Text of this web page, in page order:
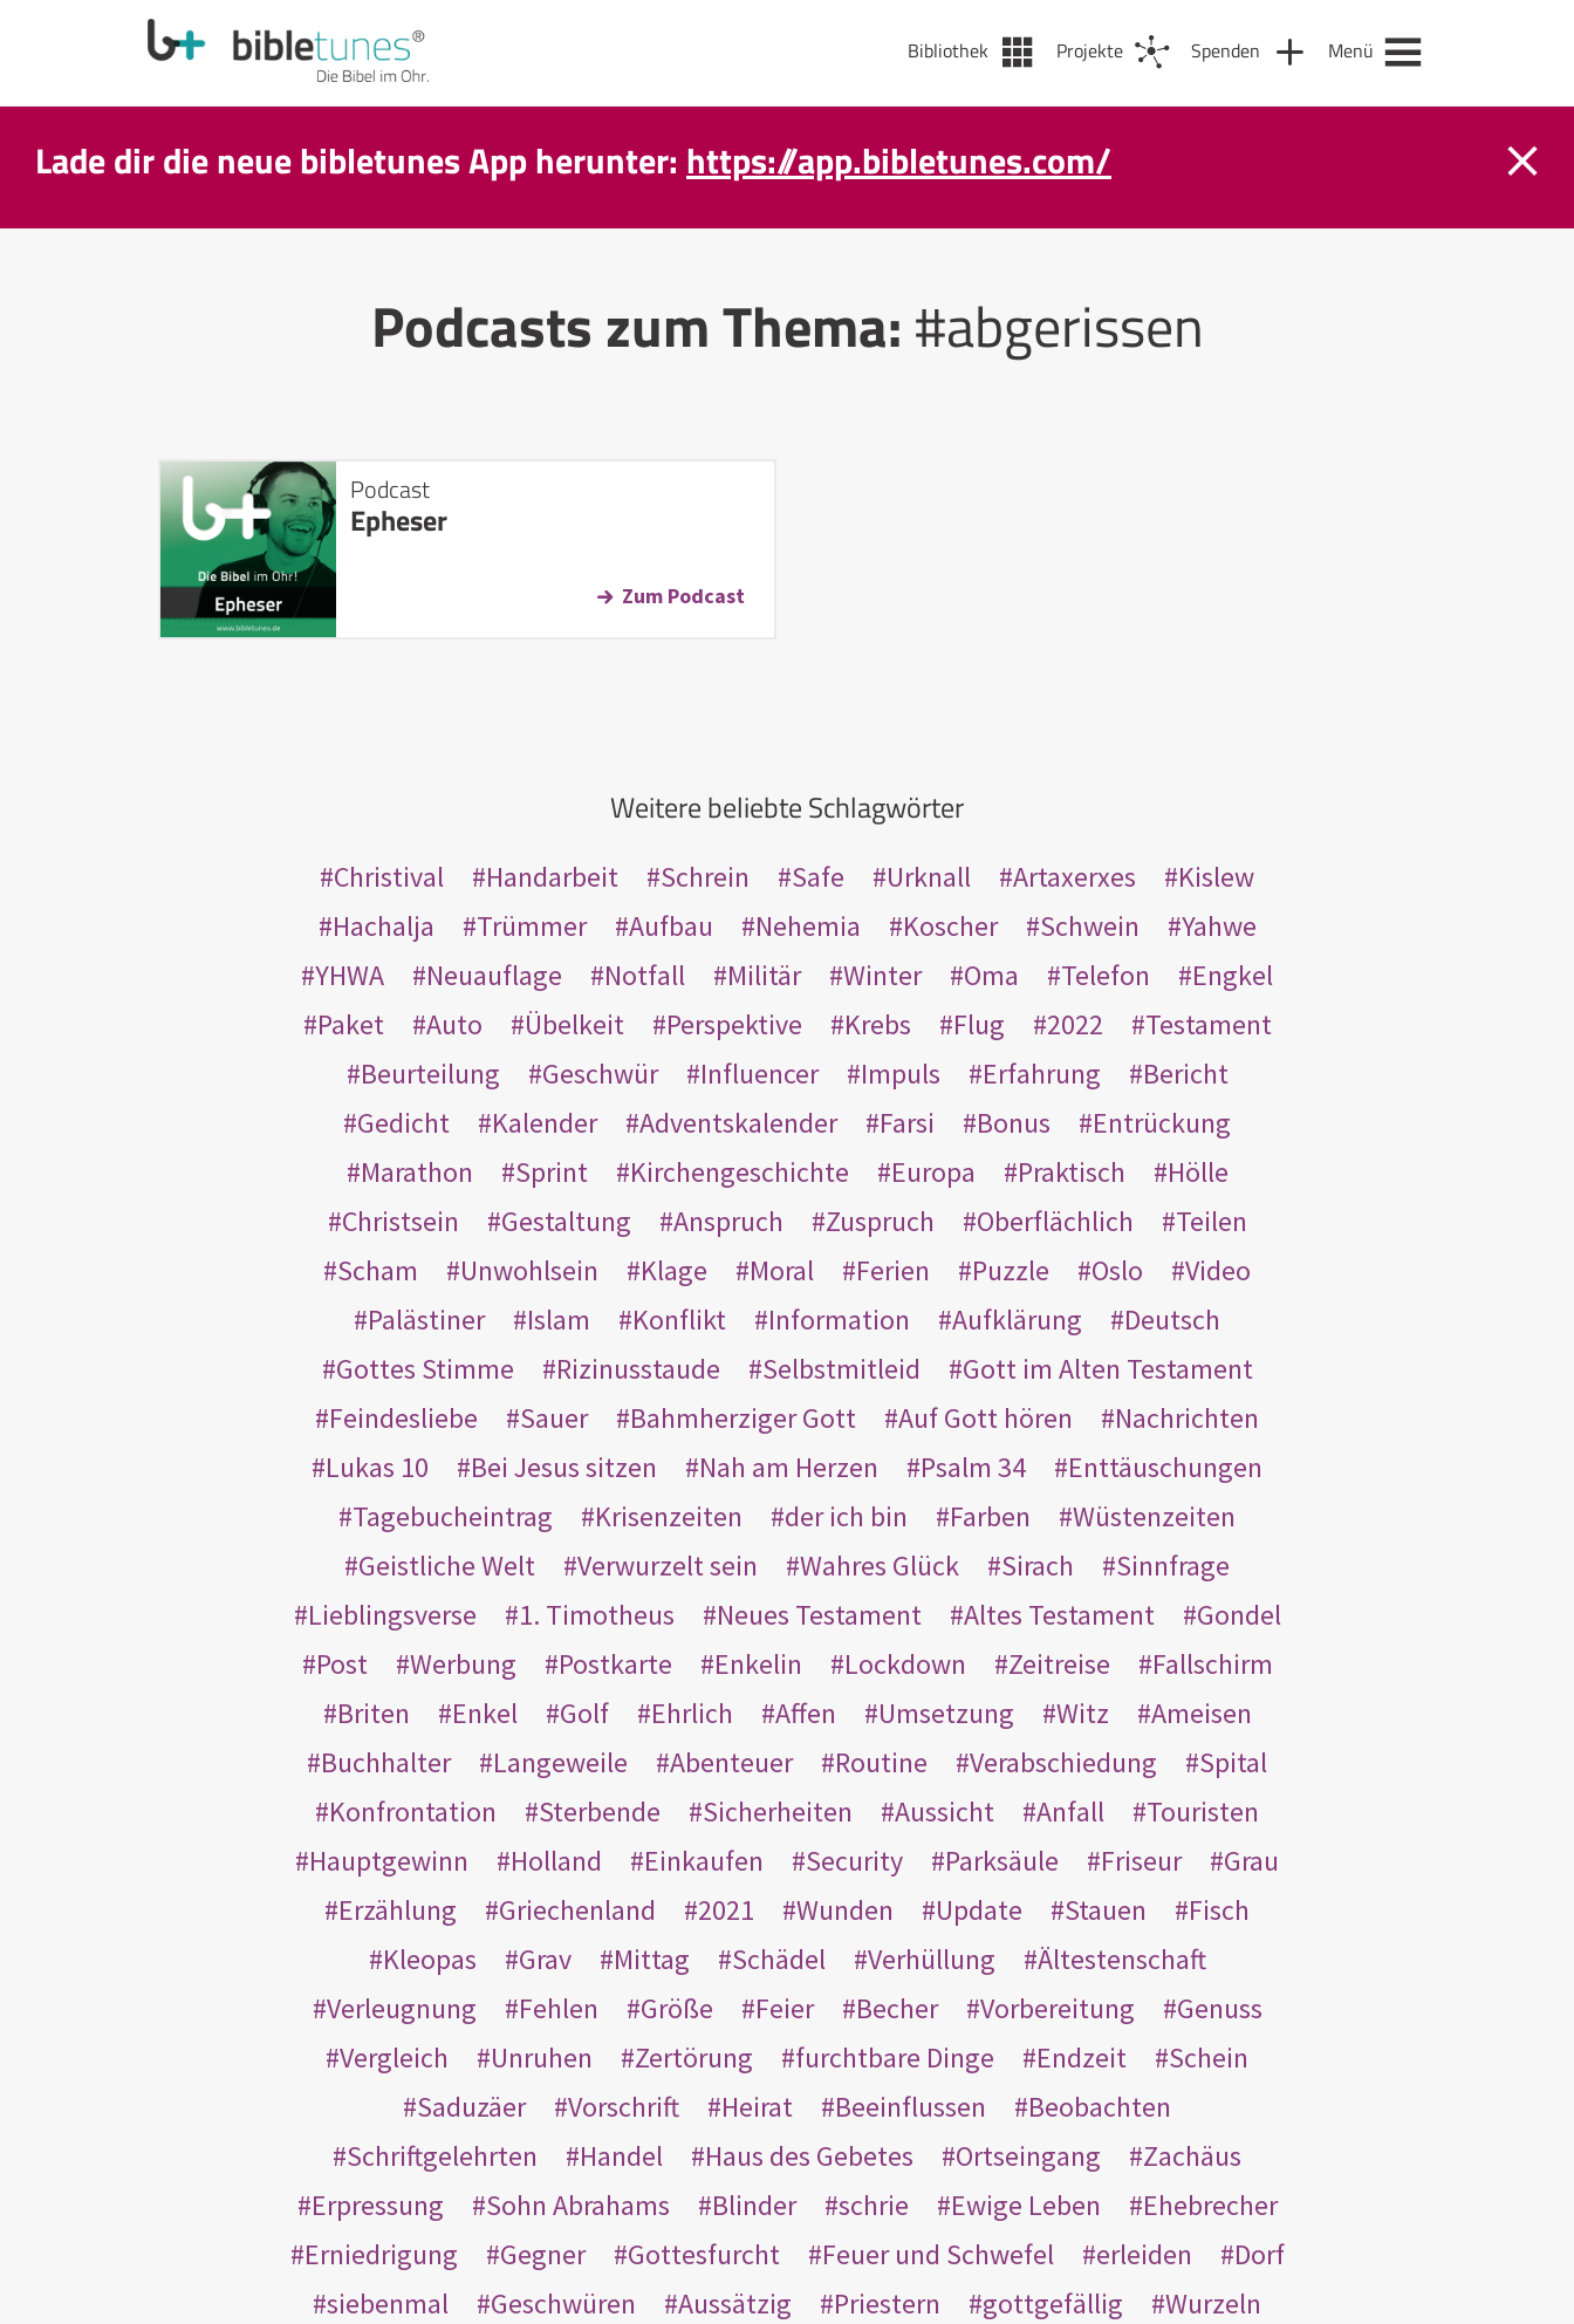
Bibliothek Projekte Spenden Menü
Lade dir die neue bibletunes App herunter: https://app.bibletunes.com/
Podcasts zum Thema:#abgerissen
Podcast
Epheser
Zum Podcast
Weitere beliebte Schlagwörter
Christival Handarbeit Schrein Safe Urknall Artaxerxes
Kislew
Hachalja
Trümmer Aufbau Nehemia Koscher Schwein
Yahwe
YHWA
Neuauflage Notfall Militär Winter Oma Telefon
Engkel
Paket
Auto Übelkeit Perspektive Krebs Flug 2022
Testament
Beurteilung
Geschwür Influencer Impuls Erfahrung
Bericht
Gedicht
Kalender Adventskalender Farsi Bonus
Entrückung
Marathon
Sprint Kirchengeschichte Europa Praktisch
Hölle
Christsein
Gestaltung Anspruch Zuspruch Oberflächlich
Teilen
Scham
Unwohlsein Klage Moral Ferien Puzzle Oslo
Video
Palästiner
Islam Konflikt Information Aufklärung
Deutsch
Gottes Stimme
Rizinusstaude Selbstmitleid
Gott im Alten Testament
Feindesliebe
Sauer Bahmherziger Gott Auf Gott hören
Nachrichten
Lukas 10
Bei Jesus sitzen Nah am Herzen Psalm 34
Enttäuschungen
Tagebucheintrag
Krisenzeiten der ich bin Farben
Wüstenzeiten
Geistliche Welt
Verwurzelt sein Wahres Glück Sirach
Sinnfrage
Lieblingsverse
1. Timotheus Neues Testament Altes Testament
Gondel
Post
Werbung Postkarte Enkelin Lockdown Zeitreise
Fallschirm
Briten
Enkel Golf Ehrlich Affen Umsetzung Witz
Ameisen
Buchhalter
Langeweile Abenteuer Routine Verabschiedung
Spital
Konfrontation
Sterbende Sicherheiten Aussicht Anfall
Touristen
Hauptgewinn
Holland Einkaufen Security Parksäule Friseur
Grau
Erzählung
Griechenland 2021 Wunden Update Stauen
Fisch
Kleopas
Grav Mittag Schädel Verhüllung
Ältestenschaft
Verleugnung
Fehlen Größe Feier Becher Vorbereitung
Genuss
Vergleich
Unruhen Zertörung furchtbare Dinge Endzeit
Schein
Saduzäer
Vorschrift Heirat Beeinflussen
Beobachten
Schriftgelehrten
Handel Haus des Gebetes Ortseingang
Zachäus
Erpressung
Sohn Abrahams Blinder schrie Ewige Leben
Ehebrecher
Erniedrigung
Gegner Gottesfurcht Feuer und Schwefel erleiden
Dorf
siebenmal
Geschwüren Aussätzig Priestern gottgefällig
Wurzeln